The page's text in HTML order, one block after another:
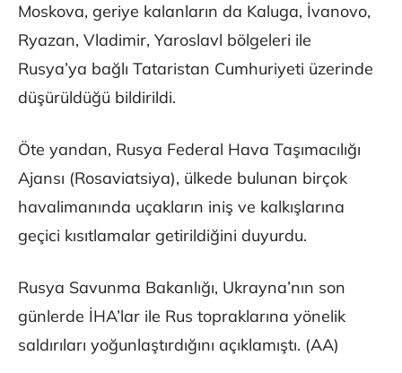
Moskova, geriye kalanların da Kaluga, İvanovo,
Ryazan, Vladimir, Yaroslavl bölgeleri ile
Rusya’ya bağlı Tataristan Cumhuriyeti üzerinde
düşürüldüğü bildirildi.
Öte yandan, Rusya Federal Hava Taşımacılığı
Ajansı (Rosaviatsiya), ülkede bulunan birçok
havalimanında uçakların iniş ve kalkışlarına
geçici kısıtlamalar getirildiğini duyurdu.
Rusya Savunma Bakanlığı, Ukrayna’nın son
günlerde İHA’lar ile Rus topraklarına yönelik
saldırıları yoğunlaştırdığını açıklamıştı. (AA)